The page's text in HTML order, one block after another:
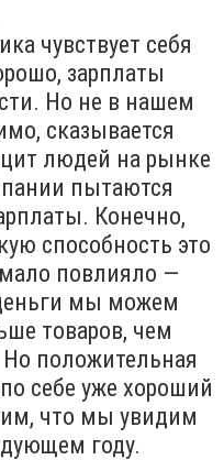
чувствует себя
зарплаты
Но не в нашем
сказывается
людей на рынке
пытаются
Конечно,
способность это
повлияло —
мы можем
товаров, чем
Но положительная
себе уже хороший
что мы увидим
году.